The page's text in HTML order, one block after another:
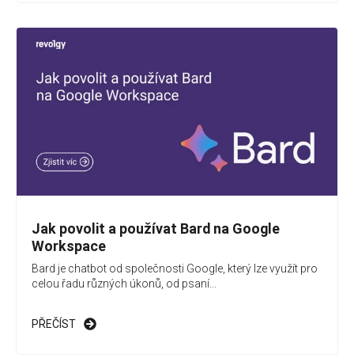
Jak povolit a používat Bard na Google
Workspace
Bard je chatbot od společnosti Google, který lze využít pro
celou řadu různých úkonů, od psaní...
PŘEČÍST